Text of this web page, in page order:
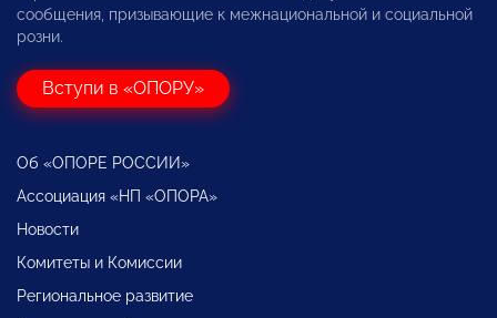
сообщения, призывающие к межнациональной и социальной
розни.
Вступи в «ОПОРУ»
Об «ОПОРЕ РОССИИ»
Ассоциация «НП «ОПОРА»
Новости
Комитеты и Комиссии
Региональное развитие